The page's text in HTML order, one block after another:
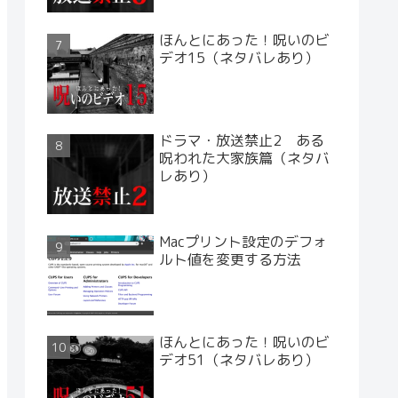
ほんとにあった！呪いのビ
デオ15（ネタバレあり）
ドラマ・放送禁止2 ある
呪われた大家族篇（ネタバ
レあり）
Macプリント設定のデフォ
ルト値を変更する方法
ほんとにあった！呪いのビ
デオ51（ネタバレあり）